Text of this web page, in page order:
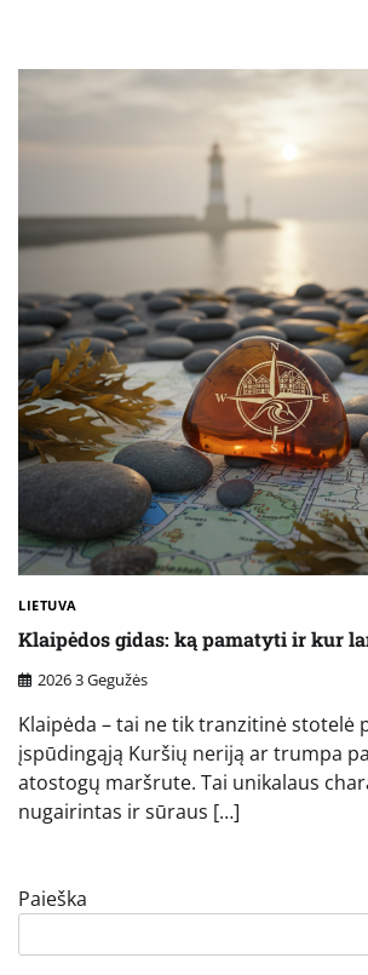
LIETUVA
Klaipėdos gidas: ką pamatyti ir kur
2026 3 Gegužės
Klaipėda – tai ne tik tranzitinė stotelė
įspūdingąją Kuršių neriją ar trumpa
atostogų maršrute. Tai unikalaus
nugairintas ir sūraus […]
Paieška